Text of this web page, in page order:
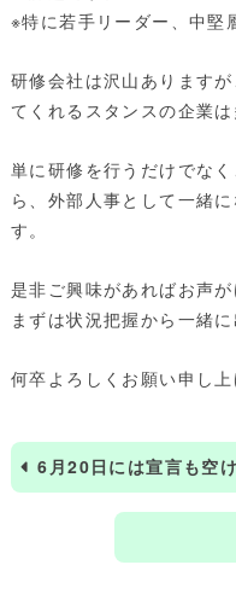
※特に若手リーダー、中堅
研修会社は沢山あります
てくれるスタンスの企業は
単に研修を行うだけでな
ら、外部人事として一緒
す。
是非ご興味があればお声が
まずは状況把握から一緒に
何卒よろしくお願い申し上
6月20日には宣言も空